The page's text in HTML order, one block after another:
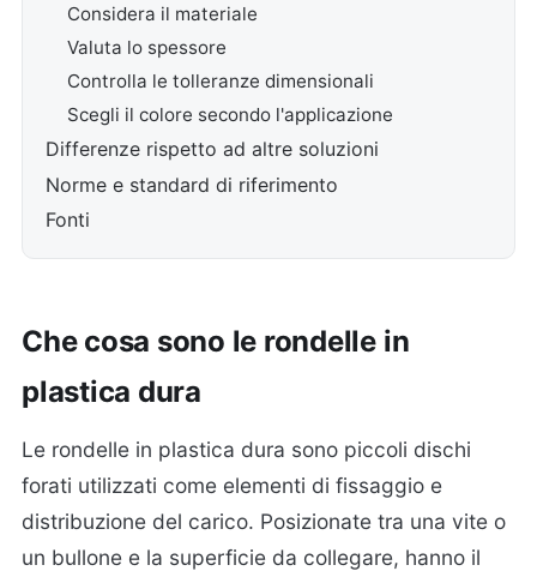
Considera il materiale
Valuta lo spessore
Controlla le tolleranze dimensionali
Scegli il colore secondo l'applicazione
Differenze rispetto ad altre soluzioni
Norme e standard di riferimento
Fonti
Che cosa sono le rondelle in
plastica dura
Le rondelle in plastica dura sono piccoli dischi
forati utilizzati come elementi di fissaggio e
distribuzione del carico. Posizionate tra una vite o
un bullone e la superficie da collegare, hanno il